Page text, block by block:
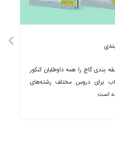
بندی گاج را همه داوطلبان کنکور
برای دروس مختلف رشته‌های
است.